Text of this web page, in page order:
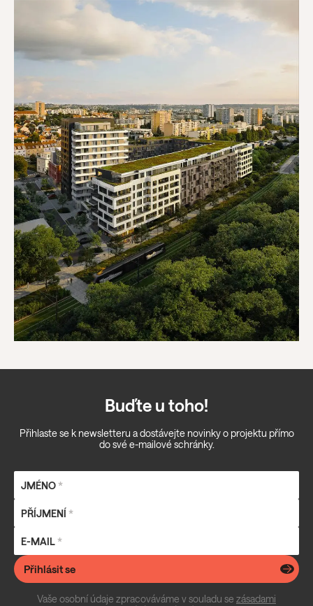
Buďte u toho!
Přihlaste se k newsletteru a dostávejte novinky o projektu přímo
do své e-mailové schránky.
JMÉNO*
PŘÍJMENÍ *
E-MAIL*
Přihlásit se
Vaše osobní údaje zpracováváme v souladu se zásadami